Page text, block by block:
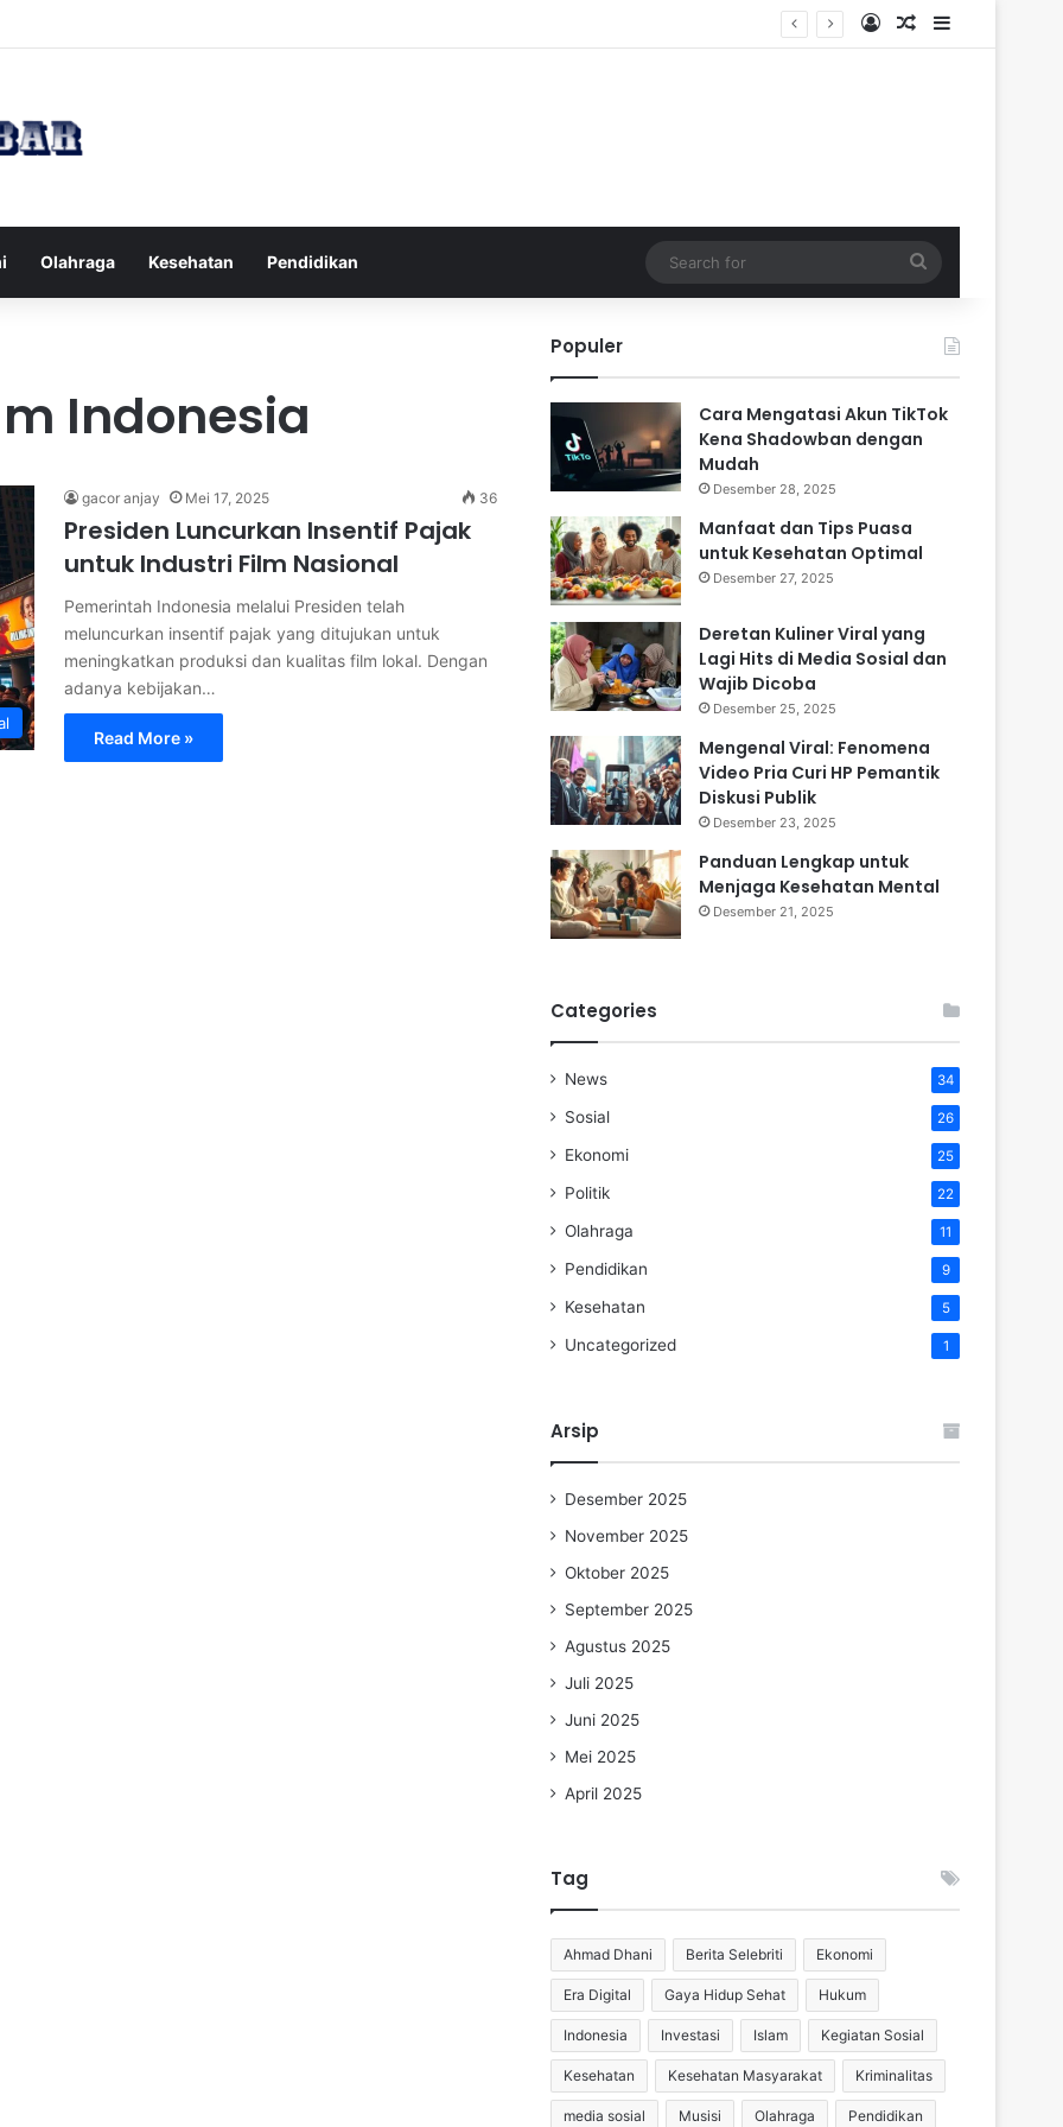
Log InRandom Article
Sidebar
Olahraga Kesehatan Pendidikan
for
Indonesia
gacor anjay Mei 17, 2025 36
Presiden Luncurkan Insentif Pajak
untuk Industri Film Nasional
Pemerintah Indonesia melalui Presiden telah
meluncurkan insentif pajak yang ditujukan untuk
meningkatkan produksi dan kualitas film lokal. Dengan
adanya kebijakan…
Read More »
Populer
Cara Mengatasi Akun TikTok
Kena Shadowban dengan
Mudah
Desember 28, 2025
Manfaat dan Tips Puasa
untuk Kesehatan Optimal
Desember 27, 2025
Deretan Kuliner Viral yang
Lagi Hits di Media Sosial dan
Wajib Dicoba
Desember 25, 2025
Mengenal Viral: Fenomena
Video Pria Curi HP Pemantik
Diskusi Publik
Desember 23, 2025
Panduan Lengkap untuk
Menjaga Kesehatan Mental
Desember 21, 2025
Categories
News 34
Sosial 26
Ekonomi 25
Politik 22
Olahraga 11
Pendidikan 9
Kesehatan 5
Uncategorized 1
Arsip
Desember 2025
November 2025
Oktober 2025
September 2025
Agustus 2025
Juli 2025
Juni 2025
Mei 2025
April 2025
Tag
Ahmad Dhani Berita Selebriti Ekonomi
Era Digital Gaya Hidup Sehat Hukum
Indonesia Investasi Islam Kegiatan Sosial
Kesehatan Kesehatan Masyarakat Kriminalitas
media sosial Musisi Olahraga Pendidikan